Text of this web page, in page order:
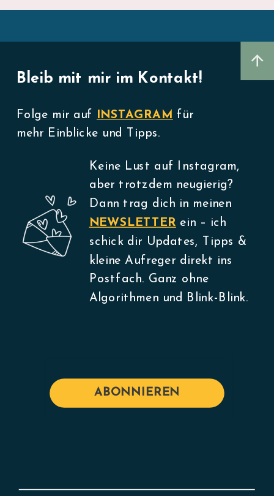
Bleib mit mir im Kontakt!
Keine Lust auf Instagram,
aber trotzdem neugierig?
Dann trag dich in meinen
NEWSLETTER ein – ich
schick dir Updates, Tipps &
kleine Aufreger direkt ins
Postfach. Ganz ohne
Algorithmen und Blink-Blink.
Folge mir auf INSTAGRAM für
mehr Einblicke und Tipps.